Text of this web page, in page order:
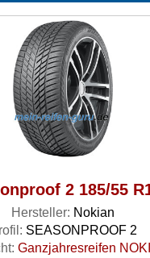
2 185/55
Hersteller: Nokian
SEASONPROOF 2
Ganzjahresreifen